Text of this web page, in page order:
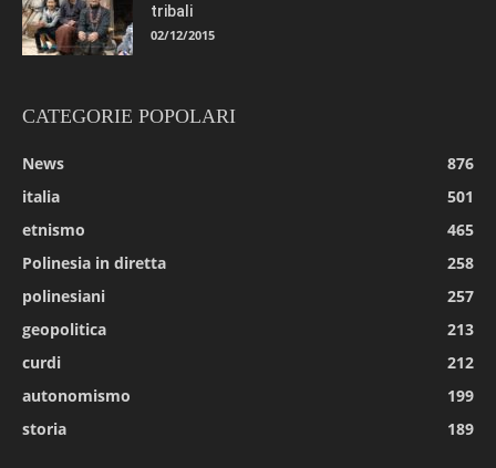
tribali
02/12/2015
CATEGORIE POPOLARI
News
876
italia
501
etnismo
465
Polinesia in diretta
258
polinesiani
257
geopolitica
213
curdi
212
autonomismo
199
storia
189